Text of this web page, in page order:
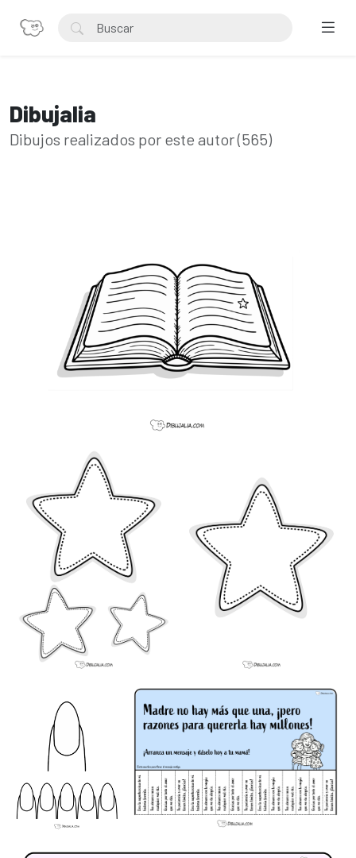
Dibujalia
Dibujos realizados por este autor (565)